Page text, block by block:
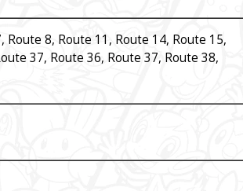
Route 8, Route 11, Route 14, Route 15,
37, Route 36, Route 37, Route 38,